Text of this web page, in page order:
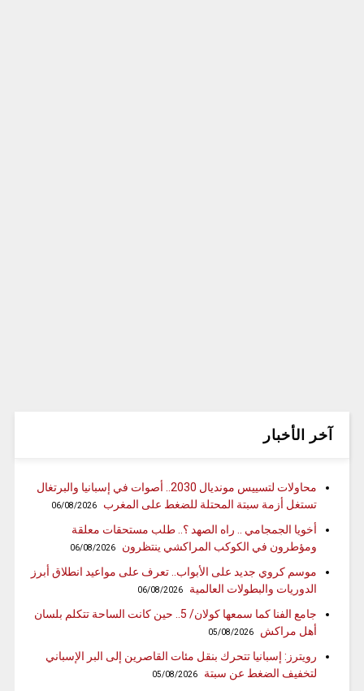
آخر الأخبار
محاولات لتسييس مونديال 2030.. أصوات في إسبانيا والبرتغال
تستغل أزمة سبتة المحتلة للضغط على المغرب
06/08/2026
أخويا الجمجامي .. راه الصهد ؟.. طلب مستحقات معلقة
ومؤطرون في الكوكب المراكشي ينتظرون
06/08/2026
موسم كروي جديد على الأبواب.. تعرف على مواعيد انطلاق أبرز
الدوريات والبطولات العالمية
06/08/2026
جامع الفنا كما سمعها كولان/ 5.. حين كانت الساحة تتكلم بلسان
أهل مراكش
05/08/2026
رويترز: إسبانيا تتحرك بنقل مئات القاصرين إلى البر الإسباني
لتخفيف الضغط عن سبتة
05/08/2026